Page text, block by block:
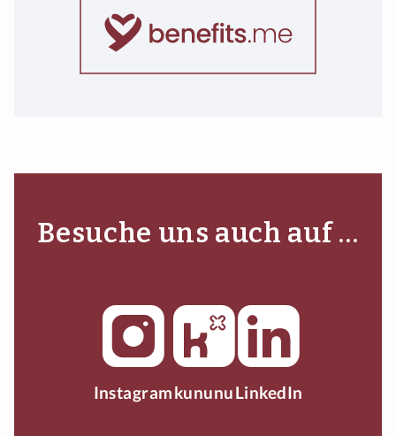
Besuche uns auch auf …
InstagramkununuLinkedIn